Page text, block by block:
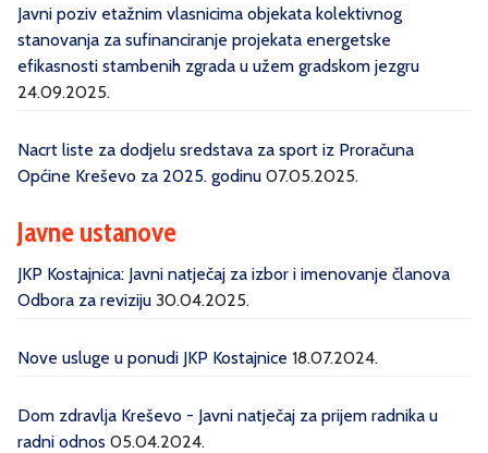
Javni poziv etažnim vlasnicima objekata kolektivnog
stanovanja za sufinanciranje projekata energetske
efikasnosti stambenih zgrada u užem gradskom jezgru
24.09.2025.
Nacrt liste za dodjelu sredstava za sport iz Proračuna
Općine Kreševo za 2025. godinu 07.05.2025.
Javne ustanove
JKP Kostajnica: Javni natječaj za izbor i imenovanje članova
Odbora za reviziju 30.04.2025.
Nove usluge u ponudi JKP Kostajnice 18.07.2024.
Dom zdravlja Kreševo - Javni natječaj za prijem radnika u
radni odnos 05.04.2024.